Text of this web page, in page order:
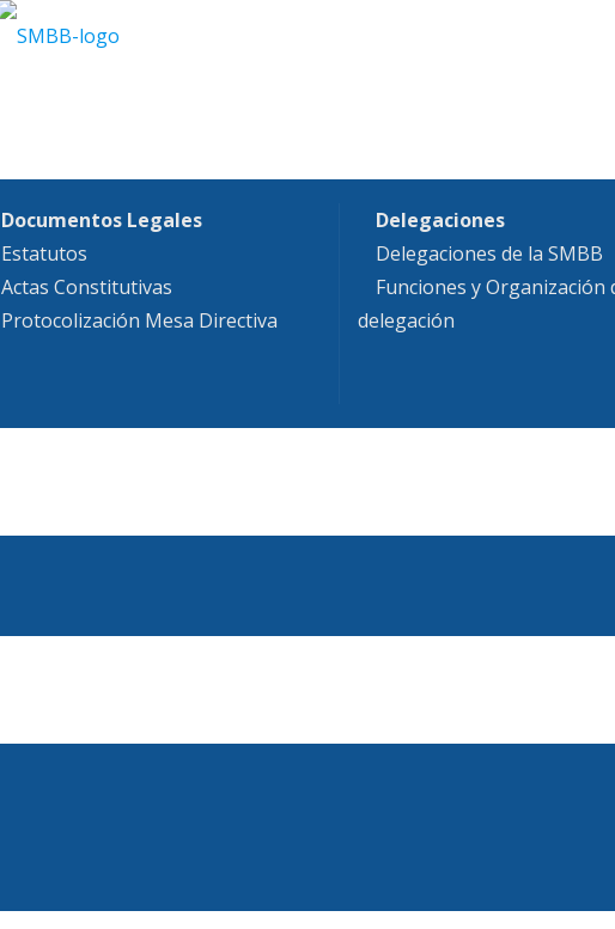
Documentos Legales
Estatutos
Actas Constitutivas
Protocolización Mesa Directiva
Delegaciones
Delegaciones de la SMBB
Funciones y Organización
delegación